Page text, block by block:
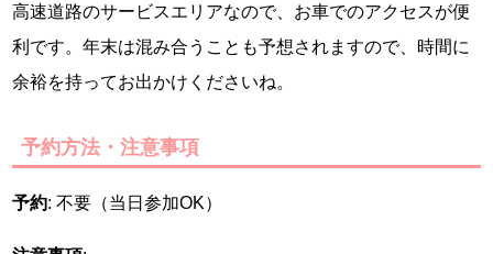
高速道路のサービスエリアなので、お車でのアクセスが便
利です。年末は混み合うことも予想されますので、時間に
余裕を持ってお出かけくださいね。
予約方法・注意事項
予約: 不要（当日参加OK）